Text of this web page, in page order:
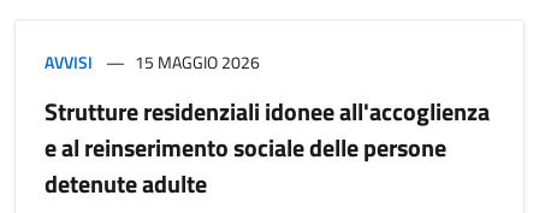
AVVISI 15 MAGGIO 2026
Strutture residenziali idonee all'accoglienza
e al reinserimento sociale delle persone
detenute adulte